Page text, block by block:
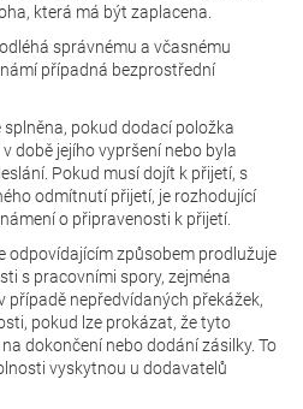
která má být zaplacena.
správnému a včasnému
případná bezprostřední
pokud dodací položka
době jejího vypršení nebo byla
Pokud musí dojít k přijetí, s
odmítnutí přijetí, je rozhodující
o připravenosti k přijetí.
odpovídajícím způsobem prodlužuje
s pracovními spory, zejména
případě nepředvídaných překážek,
pokud lze prokázat, že tyto
dokončení nebo dodání zásilky. To
vyskytnou u dodavatelů